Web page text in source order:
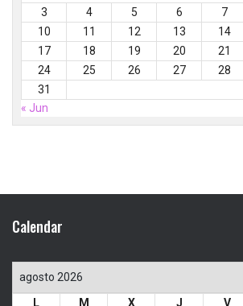
3
4 5 6 7
10
11 12 13 14
17
18 19 20 21
24
25 26 27 28
31
« Jun
Calendar
agosto 2026
L
M X J V